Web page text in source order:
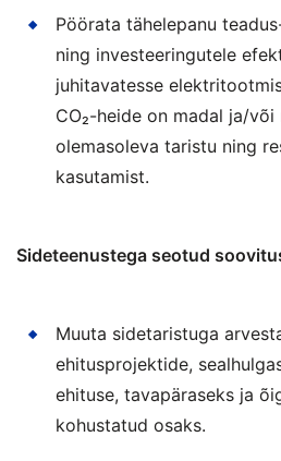
Pöörata tähelepanu
ning investeeringutele
juhitavatesse
CO₂-heide on madal ja/
olemasoleva taristu ning
kasutamist.
Sideteenustega seotud
Muuta sidetaristuga
ehitusprojektide,
ehituse, tavapäraseks ja
kohustatud osaks.